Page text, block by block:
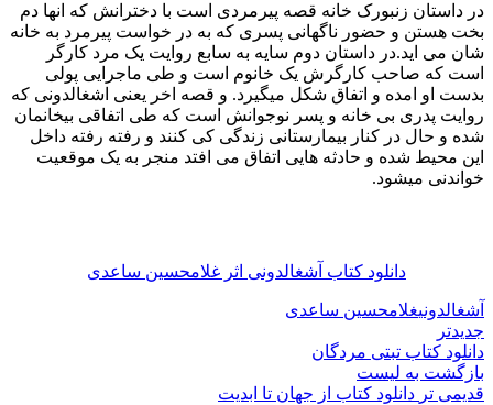
در داستان زنبورک خانه قصه پیرمردی است با دخترانش که انها دم
بخت هستن و حضور ناگهانی پسری که به در خواست پیرمرد به خانه
شان می اید.در داستان دوم سایه به سابع روایت یک مرد کارگر
است که صاحب کارگرش یک خانوم است و طی ماجرایی پولی
بدست او امده و اتفاق شکل میگیرد. و قصه اخر یعنی اشغالدونی که
روایت پدری بی خانه و پسر نوجوانش است که طی اتفاقی بیخانمان
شده و حال در کنار بیمارستانی زندگی کی کنند و رفته رفته داخل
این محیط شده و حادثه هایی اتفاق می افتد منجر به یک موقعیت
خواندنی میشود.
دانلود کتاب آشغالدونی اثر غلامحسین ساعدی
آشغالدونیغلامحسین ساعدی
جدیدتر
دانلود کتاب تبتی مردگان
بازگشت به لیست
قدیمی تر دانلود کتاب از جهان تا ابدیت